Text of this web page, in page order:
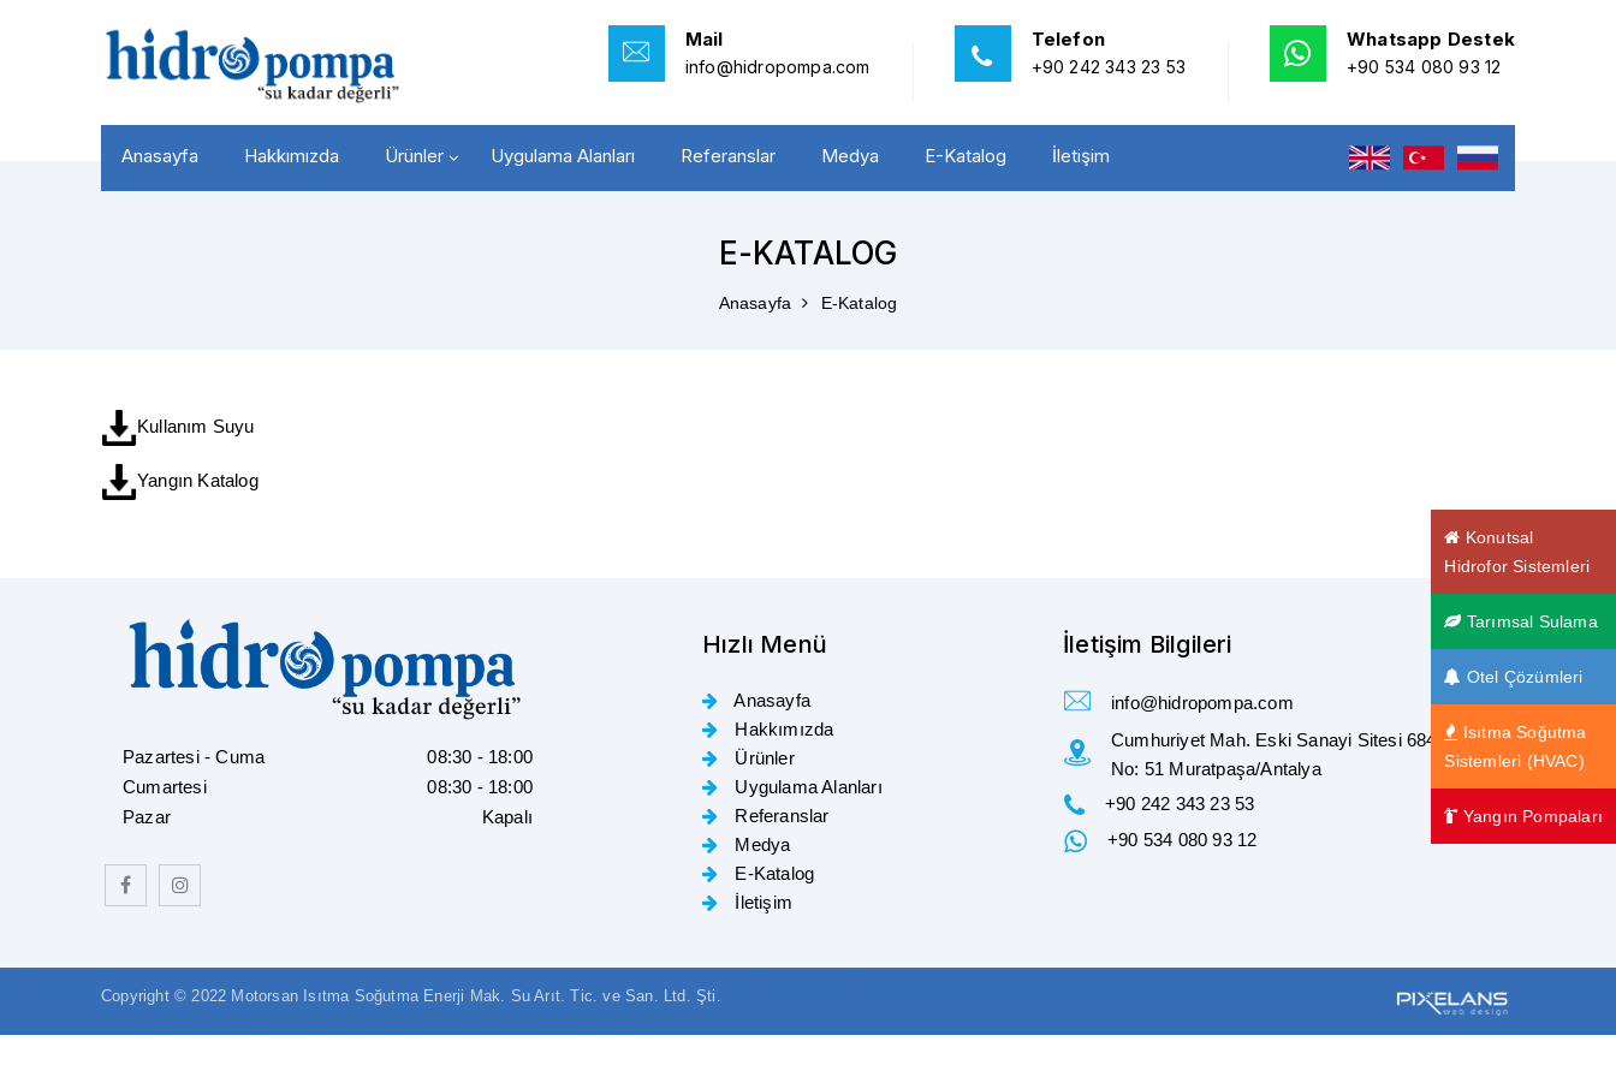
Mail
info@hidropompa.com
Telefon
+90 242 343 23 53
Whatsapp Destek
+90 534 080 93 12
Anasayfa Hakkımızda Ürünler Uygulama Alanları Referanslar Medya E-Katalog İletişim
E-KATALOG
Anasayfa E-Katalog
Kullanım Suyu
Yangın Katalog
Pazartesi - Cuma
08:30 - 18:00
Cumartesi
08:30 - 18:00
Pazar
Kapalı
Hızlı Menü
Anasayfa
Hakkımızda
Ürünler
Uygulama Alanları
Referanslar
Medya
E-Katalog
İletişim
İletişim Bilgileri
info@hidropompa.com
Cumhuriyet Mah. Eski Sanayi Sitesi 684. Sokak
No: 51 Muratpaşa/Antalya
+90 242 343 23 53
+90 534 080 93 12
Copyright © 2022 Motorsan Isıtma Soğutma Enerji Mak. Su Arıt. Tic. ve San. Ltd. Şti.
Konutsal
Hidrofor Sistemleri
Tarımsal Sulama
Otel Çözümleri
Isıtma Soğutma
Sistemleri (HVAC)
Yangın Pompaları